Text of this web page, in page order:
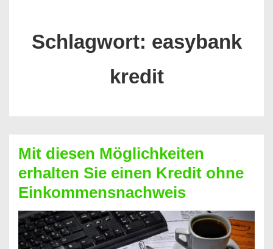
Schlagwort: easybank
kredit
Mit diesen Möglichkeiten
erhalten Sie einen Kredit ohne
Einkommensnachweis